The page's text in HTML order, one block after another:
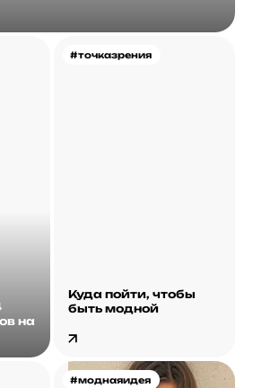
на
#точказрения
Куда пойти, чтобы
быть модной
#моднаяидея